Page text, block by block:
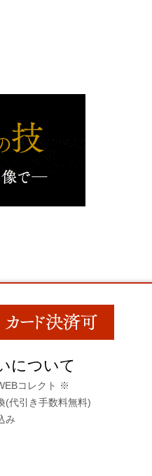
について
コレクト ※
(代引き手数料無料)
み